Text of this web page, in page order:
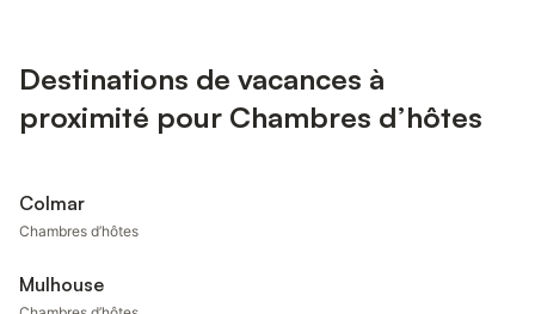
Destinations de vacances à
proximité pour Chambres d’hôtes
Colmar
Chambres d’hôtes
Mulhouse